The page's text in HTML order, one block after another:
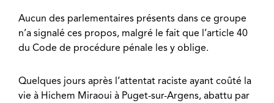
Aucun des parlementaires présents dans ce groupe
n’a signalé ces propos, malgré le fait que l’article 40
du Code de procédure pénale les y oblige.
Quelques jours après l’attentat raciste ayant coûté la
vie à Hichem Miraoui à Puget-sur-Argens, abattu par